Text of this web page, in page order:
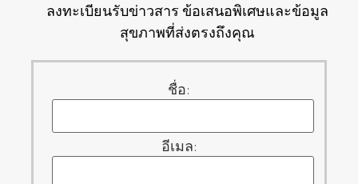
ลงทะเบียนรับข่าวสาร ข้อเสนอพิเศษและข้อมูล
สุขภาพที่ส่งตรงถึงคุณ
ชื่อ:
อีเมล: